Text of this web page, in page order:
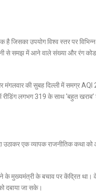
है जिसका उपयोग विश्व स्तर पर
से समझ में आने वाले संख्या और रंग कोड
मंगलवार की सुबह दिल्ली में समग्र
लगभग 319 के साथ ‘बहुत
उठाकर एक व्यापक राजनीतिक कथा
के मुख्यमंत्री के बचाव पर केंद्रित
दबाया जा सके।